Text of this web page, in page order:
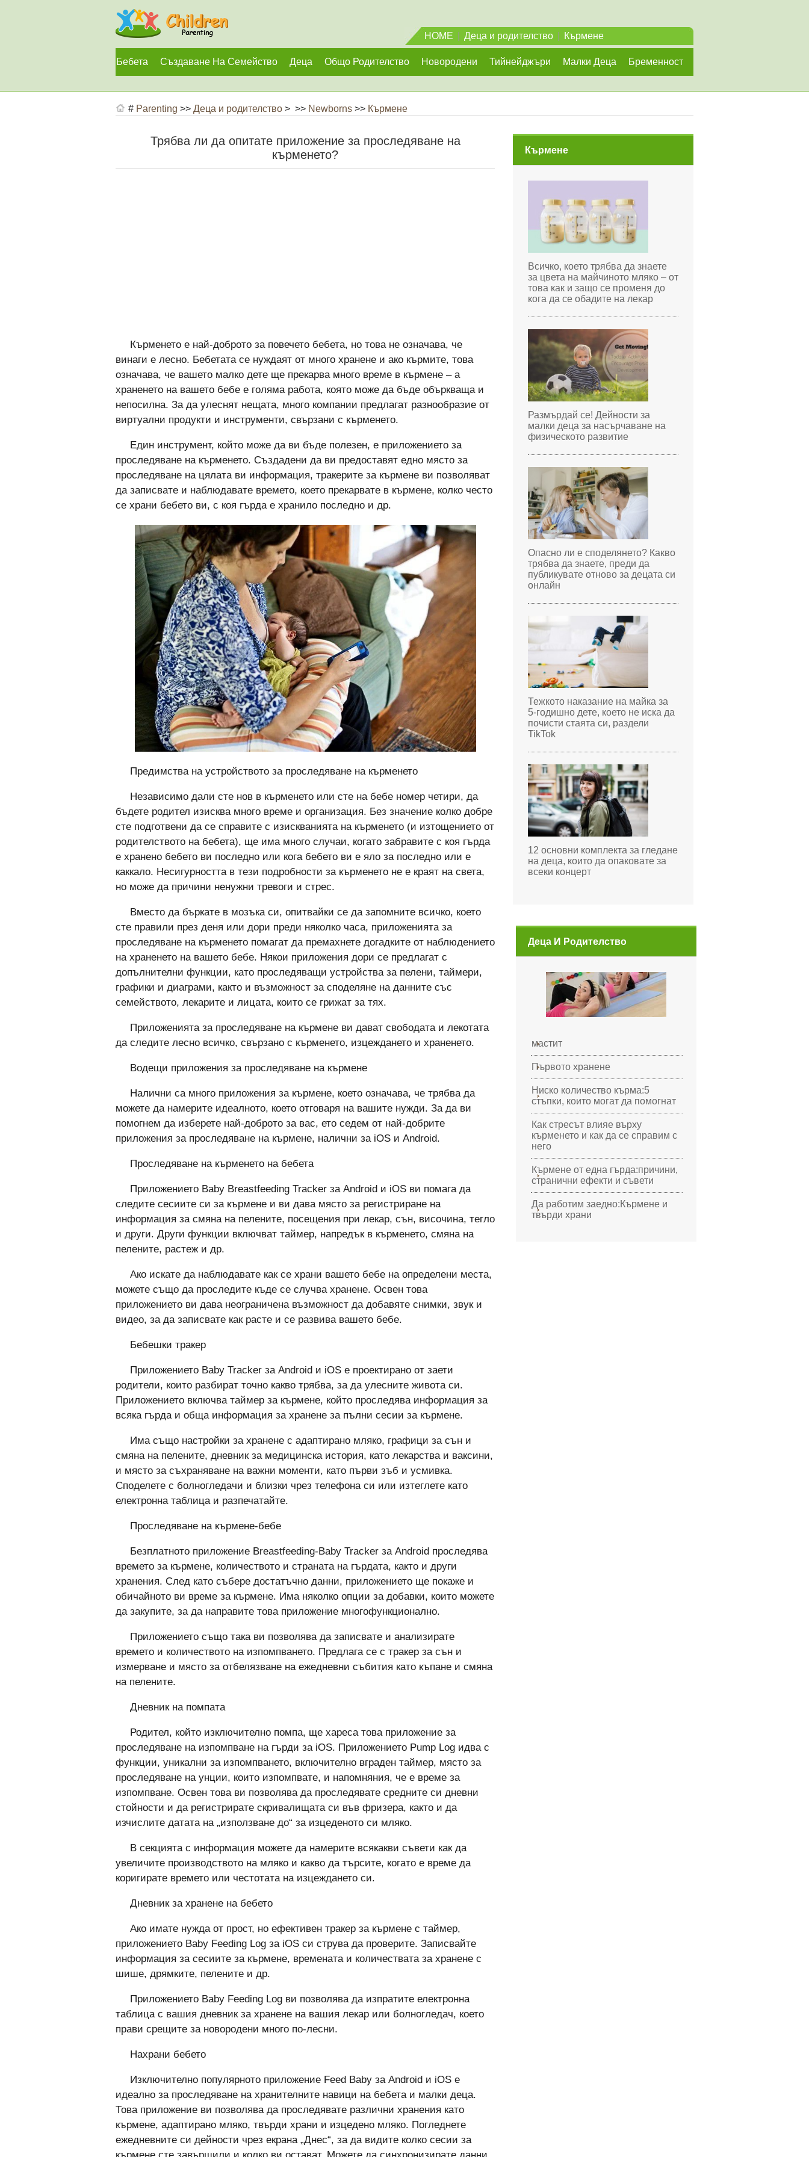
HOME Деца и родителство Кърмене
Бебета Създаване На Семейство Деца Общо Родителство Новородени Тийнейджъри Малки Деца Бременност
# Parenting >> Деца и родителство > >> Newborns >> Кърмене
Трябва ли да опитате приложение за проследяване на
кърменето?
Кърменето е най-доброто за повечето бебета, но това не означава, че
винаги е лесно. Бебетата се нуждаят от много хранене и ако кърмите, това
означава, че вашето малко дете ще прекарва много време в кърмене – а
храненето на вашето бебе е голяма работа, която може да бъде объркваща и
непосилна. За да улеснят нещата, много компании предлагат разнообразие от
виртуални продукти и инструменти, свързани с кърменето.
Един инструмент, който може да ви бъде полезен, е приложението за
проследяване на кърменето. Създадени да ви предоставят едно място за
проследяване на цялата ви информация, тракерите за кърмене ви позволяват
да записвате и наблюдавате времето, което прекарвате в кърмене, колко често
се храни бебето ви, с коя гърда е хранило последно и др.
Предимства на устройството за проследяване на кърменето
Независимо дали сте нов в кърменето или сте на бебе номер четири, да
бъдете родител изисква много време и организация. Без значение колко добре
сте подготвени да се справите с изискванията на кърменето (и изтощението от
родителството на бебета), ще има много случаи, когато забравите с коя гърда
е хранено бебето ви последно или кога бебето ви е яло за последно или е
каккало. Несигурността в тези подробности за кърменето не е краят на света,
но може да причини ненужни тревоги и стрес.
Вместо да бъркате в мозъка си, опитвайки се да запомните всичко, което
сте правили през деня или дори преди няколко часа, приложенията за
проследяване на кърменето помагат да премахнете догадките от наблюдението
на храненето на вашето бебе. Някои приложения дори се предлагат с
допълнителни функции, като проследяващи устройства за пелени, таймери,
графики и диаграми, както и възможност за споделяне на данните със
семейството, лекарите и лицата, които се грижат за тях.
Приложенията за проследяване на кърмене ви дават свободата и лекотата
да следите лесно всичко, свързано с кърменето, изцеждането и храненето.
Водещи приложения за проследяване на кърмене
Налични са много приложения за кърмене, което означава, че трябва да
можете да намерите идеалното, което отговаря на вашите нужди. За да ви
помогнем да изберете най-доброто за вас, ето седем от най-добрите
приложения за проследяване на кърмене, налични за iOS и Android.
Проследяване на кърменето на бебета
Приложението Baby Breastfeeding Tracker за Android и iOS ви помага да
следите сесиите си за кърмене и ви дава място за регистриране на
информация за смяна на пелените, посещения при лекар, сън, височина, тегло
и други. Други функции включват таймер, напредък в кърменето, смяна на
пелените, растеж и др.
Ако искате да наблюдавате как се храни вашето бебе на определени места,
можете също да проследите къде се случва хранене. Освен това
приложението ви дава неограничена възможност да добавяте снимки, звук и
видео, за да записвате как расте и се развива вашето бебе.
Бебешки тракер
Приложението Baby Tracker за Android и iOS е проектирано от заети
родители, които разбират точно какво трябва, за да улесните живота си.
Приложението включва таймер за кърмене, който проследява информация за
всяка гърда и обща информация за хранене за пълни сесии за кърмене.
Има също настройки за хранене с адаптирано мляко, графици за сън и
смяна на пелените, дневник за медицинска история, като лекарства и ваксини,
и място за съхраняване на важни моменти, като първи зъб и усмивка.
Споделете с болногледачи и близки чрез телефона си или изтеглете като
електронна таблица и разпечатайте.
Проследяване на кърмене-бебе
Безплатното приложение Breastfeeding-Baby Tracker за Android проследява
времето за кърмене, количеството и страната на гърдата, както и други
хранения. След като събере достатъчно данни, приложението ще покаже и
обичайното ви време за кърмене. Има няколко опции за добавки, които можете
да закупите, за да направите това приложение многофункционално.
Приложението също така ви позволява да записвате и анализирате
времето и количеството на изпомпването. Предлага се с тракер за сън и
измерване и място за отбелязване на ежедневни събития като къпане и смяна
на пелените.
Дневник на помпата
Родител, който изключително помпа, ще хареса това приложение за
проследяване на изпомпване на гърди за iOS. Приложението Pump Log идва с
функции, уникални за изпомпването, включително вграден таймер, място за
проследяване на унции, които изпомпвате, и напомняния, че е време за
изпомпване. Освен това ви позволява да проследявате средните си дневни
стойности и да регистрирате скривалищата си във фризера, както и да
изчислите датата на „използване до“ за изцеденото си мляко.
В секцията с информация можете да намерите всякакви съвети как да
увеличите производството на мляко и какво да търсите, когато е време да
коригирате времето или честотата на изцеждането си.
Дневник за хранене на бебето
Ако имате нужда от прост, но ефективен тракер за кърмене с таймер,
приложението Baby Feeding Log за iOS си струва да проверите. Записвайте
информация за сесиите за кърмене, времената и количествата за хранене с
шише, дрямките, пелените и др.
Приложението Baby Feeding Log ви позволява да изпратите електронна
таблица с вашия дневник за хранене на вашия лекар или болногледач, което
прави срещите за новородени много по-лесни.
Нахрани бебето
Изключително популярното приложение Feed Baby за Android и iOS е
идеално за проследяване на хранителните навици на бебета и малки деца.
Това приложение ви позволява да проследявате различни хранения като
кърмене, адаптирано мляко, твърди храни и изцедено мляко. Погледнете
ежедневните си дейности чрез екрана „Днес“, за да видите колко сесии за
Кърмене
Всичко, което трябва да знаете
за цвета на майчиното мляко – от
това как и защо се променя до
кога да се обадите на лекар
Размърдай се! Дейности за
малки деца за насърчаване на
физическото развитие
Опасно ли е споделянето? Какво
трябва да знаете, преди да
публикувате отново за децата си
онлайн
Тежкото наказание на майка за
5-годишно дете, което не иска да
почисти стаята си, раздели
TikTok
12 основни комплекта за гледане
на деца, които да опаковате за
всеки концерт
Деца И Родителство
мастит
Първото хранене
Ниско количество кърма:5
стъпки, които могат да помогнат
Как стресът влияе върху
кърменето и как да се справим с
него
Кърмене от една гърда:причини,
странични ефекти и съвети
Да работим заедно:Кърмене и
твърди храни